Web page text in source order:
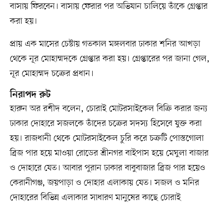
বাসায় ফিরবেন। বাসায় ফেরার পর অভিযান চালিয়ে তাঁকে গ্রেপ্তার
করা হয়।
প্রায় এক মাসের চেষ্টায় গতকাল মঙ্গলবার ঢাকার শনির আখড়া
থেকে নূর মোহাম্মদকে গ্রেপ্তার করা হয়। গ্রেপ্তারের পর জানা গেল,
নূর মোহাম্মদ চক্রের প্রধান।
নিরাপদ রুট
হারুন অর রশীদ বলেন, চোরাই মোটরসাইকেল বিক্রি করার জন্য
ঢাকার দোহারে সজলকে তাঁদের চক্রের সদস্য হিসেবে যুক্ত করা
হয়। রাজধানী থেকে মোটরসাইকেল চুরি করে চক্রটি পোস্তগোলা
ব্রিজ পার হয়ে মাওয়া রোডের শ্রীনগর বাইপাস হয়ে মেঘুলা বাজার
ও দোহারে যেত। আবার পুরান ঢাকার বাবুবাজার ব্রিজ পার হয়েও
কেরানীগঞ্জ, জয়পাড়া ও দোহার এলাকায় যেত। সজল ও মনির
দোহারের বিভিন্ন এলাকার সাধারণ মানুষের কাছে চোরাই